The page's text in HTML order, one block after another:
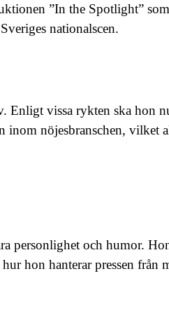
”In the Spotlight”
nationalscen.
Enligt vissa rykten ska hon
nöjesbranschen, vilket
personlighet och humor.
hon hanterar pressen